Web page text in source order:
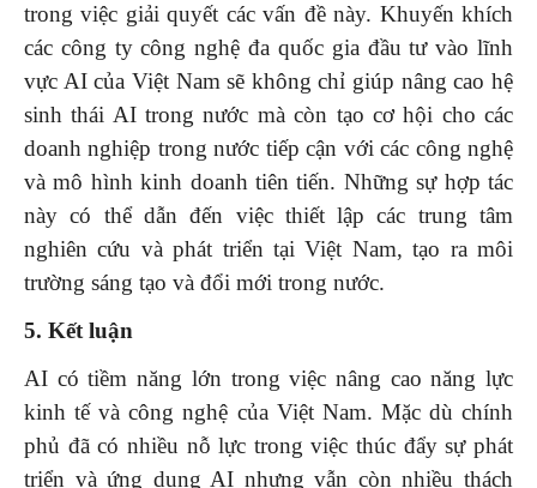
trong việc giải quyết các vấn đề này. Khuyến khích
các công ty công nghệ đa quốc gia đầu tư vào lĩnh
vực AI của Việt Nam sẽ không chỉ giúp nâng cao hệ
sinh thái AI trong nước mà còn tạo cơ hội cho các
doanh nghiệp trong nước tiếp cận với các công nghệ
và mô hình kinh doanh tiên tiến. Những sự hợp tác
này có thể dẫn đến việc thiết lập các trung tâm
nghiên cứu và phát triển tại Việt Nam, tạo ra môi
trường sáng tạo và đổi mới trong nước.
5. Kết luận
AI có tiềm năng lớn trong việc nâng cao năng lực
kinh tế và công nghệ của Việt Nam. Mặc dù chính
phủ đã có nhiều nỗ lực trong việc thúc đẩy sự phát
triển và ứng dụng AI nhưng vẫn còn nhiều thách